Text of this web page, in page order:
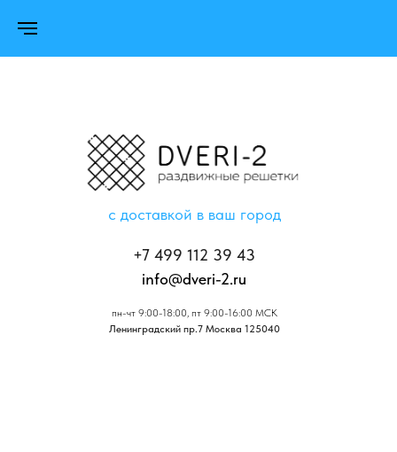
с доставкой в ваш город
+7 499 112 39 43
info@dveri-2.ru
пн-чт 9:00-18:00, пт 9:00-16:00 МСК
Ленинградский пр.7 Москва 125040